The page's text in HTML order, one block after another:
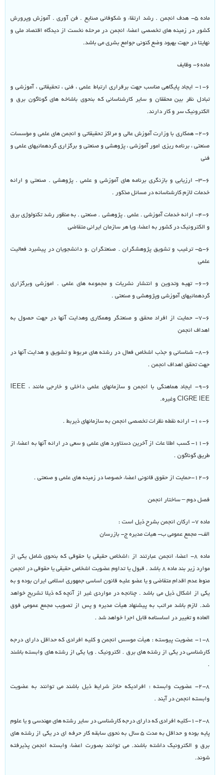
ماده ۵- هدف انجمن . رشد ارتقاء و شکوفائی صنایع . فن آوری . آموزش وپرورش
کشور در زمینه های تخصصی اعضاء انجمن در مرحله نخست از دیدگاه اقتصاد ملی و
نهایتا در جهت بهبود وضع کنونی جوامع بشری می باشد.
ماده۶- وظایف
۱-۶- ایجاد پایگاهی مناسب جهت برقراری ارتباط علمی ، فنی ، تحقیقاتی ، آموزشی و
تبادل نظر بین محققان و سایر کارشناسانی که بنحوی باشاخه های گوناگون برق و
الکترونیک سر و کار دارند.
۲-۶- همکاری با وزارت آموزش عالی و مراکز تحقیقاتی و انجمن های علمی و مؤسسات
صنعتی ، برنامه ریزی امور آموزشی ، پژوهشی و صنعتی و برگزاری گردهمائیهای علمی و
فنی
۳-۶- ارزیابی و بازنگری برنامه های آموزشی و علمی . پژوهشی . صنعتی و ارائه
خدمات لازم کارشناسانه در مسائل مذکور .
۴-۶- ارائه خدمات آموزشی . علمی . پژوهشی . صنعتی . به منظور رشد تکنولوژی برق
و الکترونیک در کشور به اعضاء ویا هر سازمان ایرانی متقاضی
۵-۶- ترغیب و تشویق پژوهشگران . صنعتگران .و دانشجویان در پیشبرد فعالیت
علمی
۶-۶- تهیه وتدوین و انتشار نشریات و مجموعه های علمی . اموزشی وبرگزاری
گردهمائیهای آموزشی وپژوهشی و صنعتی .
۷-۶- حمایت از افراد محقق و صنعتگر وهمکاری وهدایت آنها در جهت حصول به
اهداف انجمن
۸-۶- شناسائی و جذب اشخاص فعال در رشته های مربوط و تشویق و هدایت آنها در
جهت تحقق اهداف انجمن .
۹-۶- ایجاد هماهنگی با انجمن و سازمانهای علمی داخلی و خارجی مانند IEEE ،
CIGRE IEE وغیره.
۱۰-۶- ارائه نقطه نظرات تخصصی انجمن به سازمانهای ذیربط .
۱۱-۶- کسب اطلا عات از آخرین دستاورد های علمی و سعی در ارائه آنها به اعضاء از
طریق گوناگون .
۱۲-۶-حمایت از حقوق قانونی اعضاء خصوصا در زمینه های علمی و صنعتی .
فصل دوم – ساختار انجمن
ماده ۷- ارکان انجمن بشرح ذیل است :
الف- مجمع عمومی ب- هیات مدیره ج- بازرسان
ماده ۸- اعضاء انجمن عبارتند از :اشخاص حقیقی یا حقوقی که بنحوی شامل یکی از
موارد زیر بند ماده ۸ باشد . قبول یا تداوم عضویت اشخاص حقیقی یا حقوقی در انجمن
منوط عدم اقدام متقاضی و یا عضو علیه قانون اساسی جمهوری اسلامی ایران بوده و به
یکی از اشکال ذیل می باشد . چنانجه در مواردی غیر از آنچه که ذیلا تشریح خواهد
شد. لازم باشد مراتب به پیشنهاد هیأت مدیره و پس از تصویب مجمع عمومی فوق
العاده و تغییر در اساسنامه قابل اجرا خواهد شد .
۱-۸- عضویت پیوسته : هیأت موسس انجمن و کلیه افرادی که حداقل دارای درجه
کارشناسی در یکی از رشته های برق . اکترونیک . ویا یکی از رشته های وابسته باشند
۲-۸- عضویت وابسته : افرادیکه حائز شرایط ذیل باشند می توانند به عضویت
وابسته انجمن در آیند .
۱-۲-۸-کلیه افرادی که دارای درجه کارشناسی در سایر رشته های مهندسی و یا علوم
پایه بوده و حداقل به مدت ۵ سال به نحوی سابقه کار حرفه ای در یکی از رشته های
برق و الکترونیک داشته باشند. می توانند بصورت اعضاء وابسته انجمن پذیرفته
شوند.